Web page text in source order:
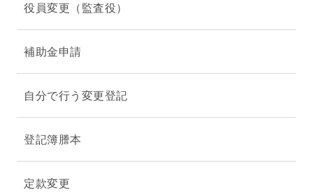
役員変更（監査役）
補助金申請
自分で行う変更登記
登記簿謄本
定款変更